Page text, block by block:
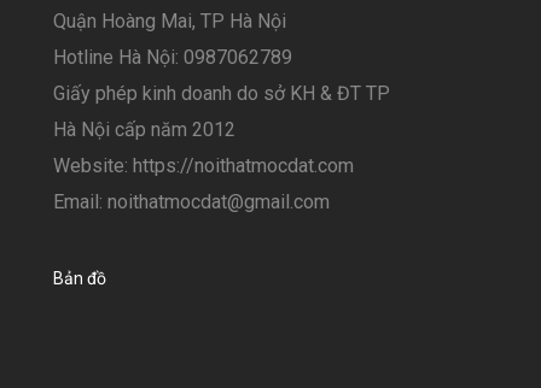
Quận Hoàng Mai, TP Hà Nội
Hotline Hà Nội: 0987062789
Giấy phép kinh doanh do sở KH & ĐT TP
Hà Nội cấp năm 2012
Website: https://noithatmocdat.com
Email: noithatmocdat@gmail.com
Bản đồ